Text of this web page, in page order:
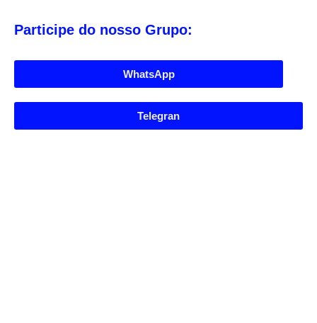
Participe do nosso Grupo:
WhatsApp
Telegran